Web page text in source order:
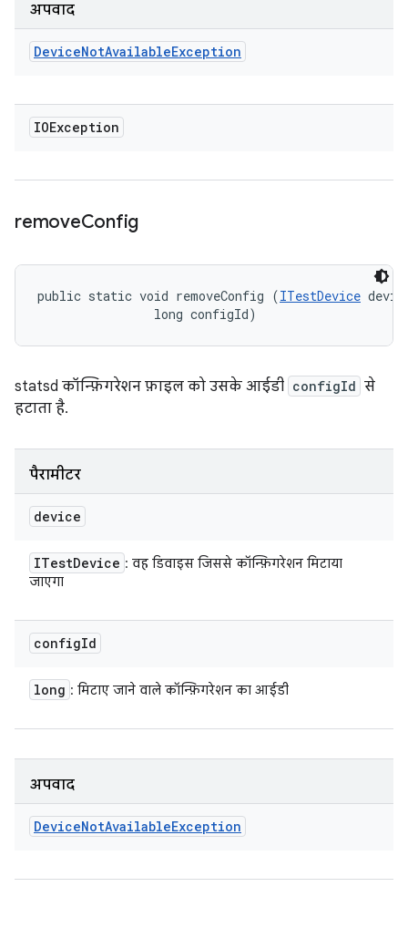
अपवाद
DeviceNotAvailableException
IOException
removeConfig
public static void removeConfig (ITestDevice
                long configId)
statsd कॉन्फ़िगरेशन फ़ाइल को उसके आईडी configId से
हटाता है.
पैरामीटर
device
ITestDevice : वह डिवाइस जिससे कॉन्फ़िगरेशन मिटाया
जाएगा
configId
long : मिटाए जाने वाले कॉन्फ़िगरेशन का आईडी
अपवाद
DeviceNotAvailableException